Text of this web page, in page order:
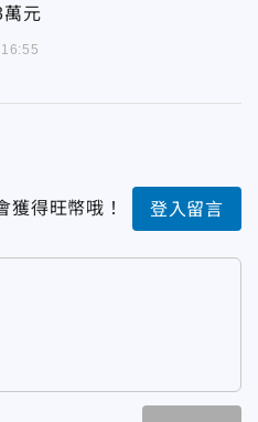
萬元
獲得旺幣哦！ 登入留言